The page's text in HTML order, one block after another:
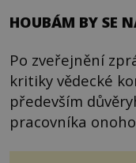
HOUBÁM BY SE
Po zveřejnění
kritiky vědecké
především
pracovníka